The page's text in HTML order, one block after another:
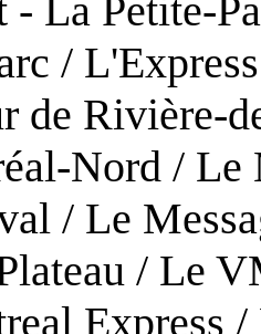
- La Petite-
/
de Rivière-
Nord / Le
/ Le
/ Le
Express